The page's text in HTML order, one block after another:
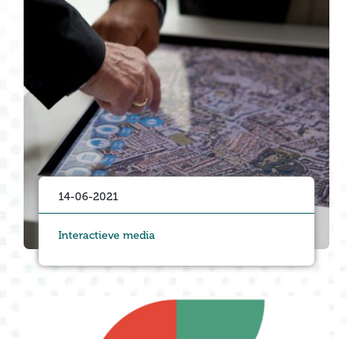
14-06-2021
Interactieve media